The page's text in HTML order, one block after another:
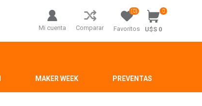
Mi cuenta Comparar Favoritos
(0) 0
U$S 0
MAKER WEEK PREVENTAS